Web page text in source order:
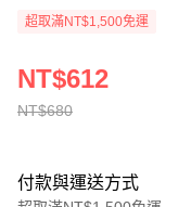
超取滿NT$1,500免運
NT$680
NT$612
付款與運送方式